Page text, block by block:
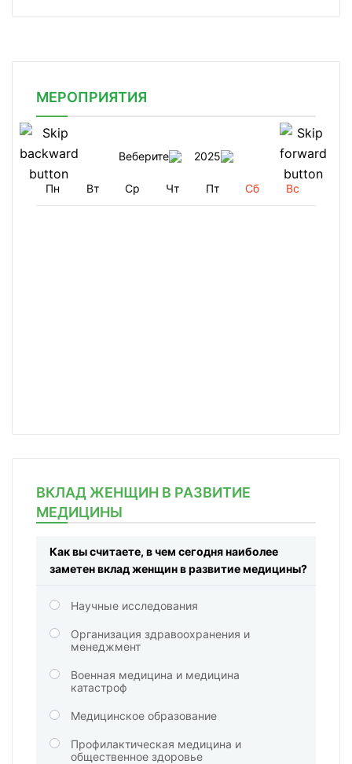
МЕРОПРИЯТИЯ
Веберите 2025
Пн Вт Ср Чт Пт Сб Вс
ВКЛАД ЖЕНЩИН В РАЗВИТИЕ
МЕДИЦИНЫ
Как вы считаете, в чем сегодня наиболее
заметен вклад женщин в развитие медицины?
Научные исследования
Организация здравоохранения и
менеджмент
Военная медицина и медицина
катастроф
Медицинское образование
Профилактическая медицина и
общественное здоровье